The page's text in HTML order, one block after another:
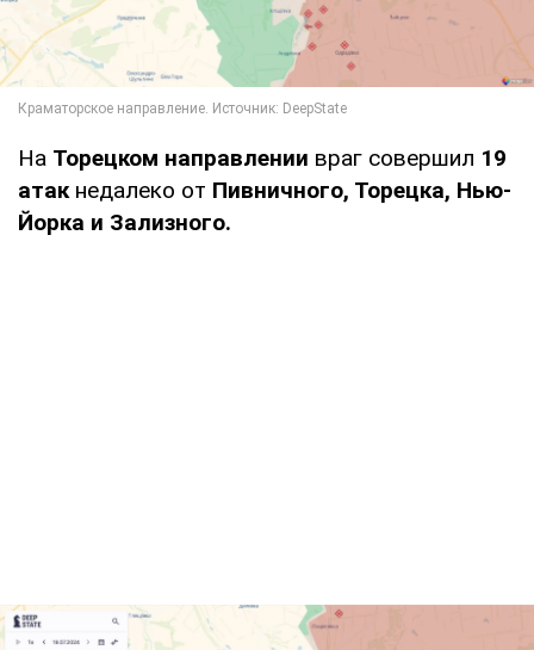
На Торецком направлении враг совершил 19
атакнедалеко от Пивничного, Торецка, Нью-
Йорка и Зализного.